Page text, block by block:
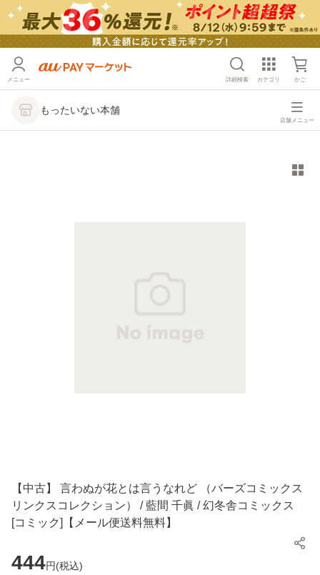
メニュー 詳細検索 カテゴリ かご
もったいない本舗
店舗メニュー
【中古】 言わぬが花とは言うなれど （バーズコミックス
リンクスコレクション） / 藍間 千眞 / 幻冬舎コミックス
[コミック]【メール便送料無料】
444円(税込)